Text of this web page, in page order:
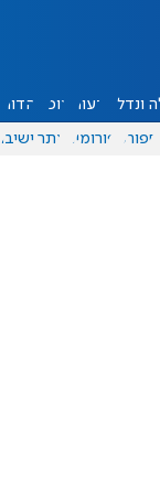
ונדל"ן דעות אוכל יהדות
ספורט פורומים אתר ישיבה